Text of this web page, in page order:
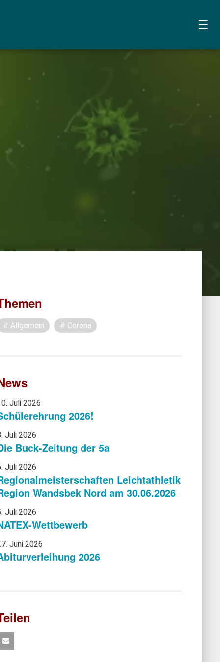
Allgemein Corona
Juli 2026
2026!
Juli 2026
Buck-Zeitung der 5a
Juli 2026
Leichtathletik
Wandsbek Nord am 30.06.2026
Juli 2026
Wettbewerb
Juni 2026
2026